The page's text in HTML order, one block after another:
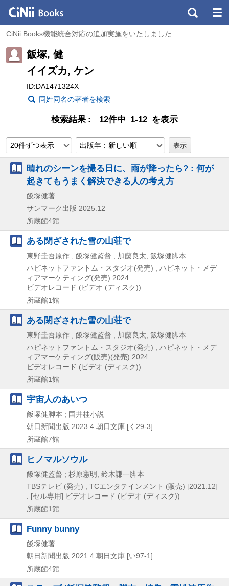
CiNii Books機能統合対応の追加実施をいたしました
飯塚, 健
イイズカ, ケン
ID:DA1471324X
同姓同名の著者を検索
検索結果 12件中 1-12 を表示
20件ずつ表示 出版年：新しい順
晴れのシーンを撮る日に、雨が降ったら? : 何が
起きてもうまく解決できる人の考え方
飯塚健著
サンマーク出版 2025.12
所蔵館4館
ある閉ざされた雪の山荘で
東野圭吾原作 ; 飯塚健監督 ; 加藤良太, 飯塚健脚本
ハピネットファントム・スタジオ(発売) , ハピネット・メデ
ィアマーケティング(発売) 2024
ビデオレコード (ビデオ (ディスク))
所蔵館1館
ある閉ざされた雪の山荘で
東野圭吾原作 ; 飯塚健監督 ; 加藤良太, 飯塚健脚本
ハピネットファントム・スタジオ(発売) , ハピネット・メデ
ィアマーケティング(販売)(発売) 2024
ビデオレコード (ビデオ (ディスク))
所蔵館1館
宇宙人のあいつ
飯塚健脚本 ; 国井桂小説
朝日新聞出版 2023.4 朝日文庫 [く29-3]
所蔵館7館
ヒノマルソウル
飯塚健監督 ; 杉原憲明, 鈴木謙一脚本
TBSテレビ (発売) , TCエンタテインメント (販売) [2021.12]
: [セル専用] ビデオレコード (ビデオ (ディスク))
所蔵館1館
Funny bunny
飯塚健著
朝日新聞出版 2021.4 朝日文庫 [い97-1]
所蔵館4館